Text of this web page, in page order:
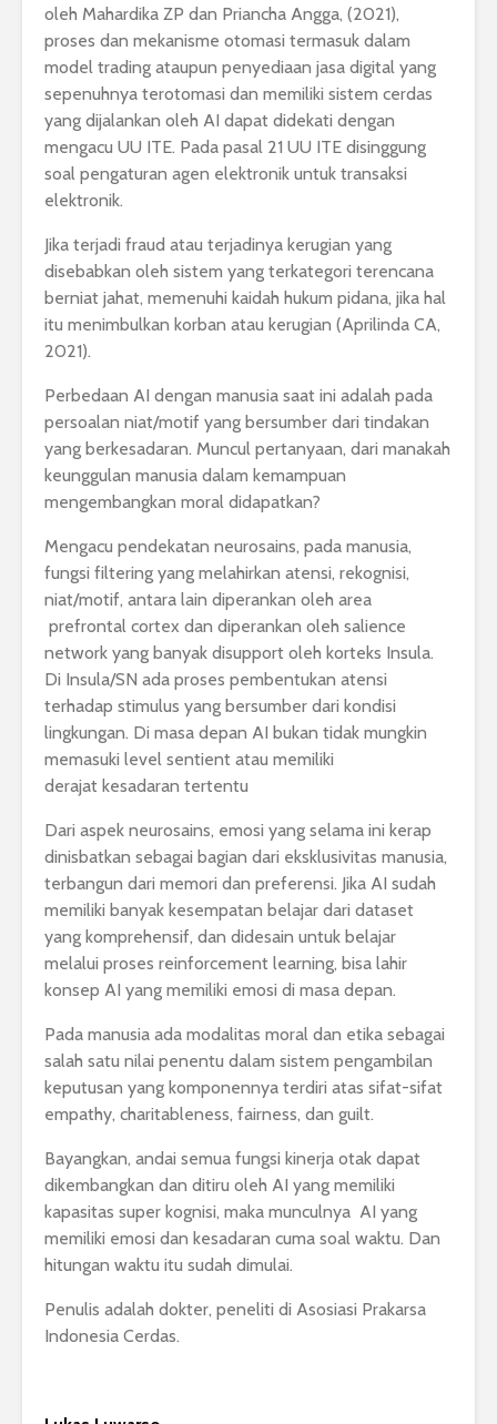
oleh Mahardika ZP dan Priancha Angga, (2021),
proses dan mekanisme otomasi termasuk dalam
model trading ataupun penyediaan jasa digital yang
sepenuhnya terotomasi dan memiliki sistem cerdas
yang dijalankan oleh AI dapat didekati dengan
mengacu UU ITE. Pada pasal 21 UU ITE disinggung
soal pengaturan agen elektronik untuk transaksi
elektronik.
Jika terjadi fraud atau terjadinya kerugian yang
disebabkan oleh sistem yang terkategori terencana
berniat jahat, memenuhi kaidah hukum pidana, jika hal
itu menimbulkan korban atau kerugian (Aprilinda CA,
2021).
Perbedaan AI dengan manusia saat ini adalah pada
persoalan niat/motif yang bersumber dari tindakan
yang berkesadaran. Muncul pertanyaan, dari manakah
keunggulan manusia dalam kemampuan
mengembangkan moral didapatkan?
Mengacu pendekatan neurosains, pada manusia,
fungsi filtering yang melahirkan atensi, rekognisi,
niat/motif, antara lain diperankan oleh area
prefrontal cortex dan diperankan oleh salience
network yang banyak disupport oleh korteks Insula.
Di Insula/SN ada proses pembentukan atensi
terhadap stimulus yang bersumber dari kondisi
lingkungan. Di masa depan AI bukan tidak mungkin
memasuki level sentient atau memiliki
derajat kesadaran tertentu
Dari aspek neurosains, emosi yang selama ini kerap
dinisbatkan sebagai bagian dari eksklusivitas manusia,
terbangun dari memori dan preferensi. Jika AI sudah
memiliki banyak kesempatan belajar dari dataset
yang komprehensif, dan didesain untuk belajar
melalui proses reinforcement learning, bisa lahir
konsep AI yang memiliki emosi di masa depan.
Pada manusia ada modalitas moral dan etika sebagai
salah satu nilai penentu dalam sistem pengambilan
keputusan yang komponennya terdiri atas sifat-sifat
empathy, charitableness, fairness, dan guilt.
Bayangkan, andai semua fungsi kinerja otak dapat
dikembangkan dan ditiru oleh AI yang memiliki
kapasitas super kognisi, maka munculnya AI yang
memiliki emosi dan kesadaran cuma soal waktu. Dan
hitungan waktu itu sudah dimulai.
Penulis adalah dokter, peneliti di Asosiasi Prakarsa
Indonesia Cerdas.